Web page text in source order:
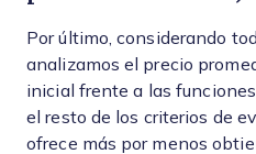
Por último, considerando
analizamos el precio
inicial frente a las
el resto de los criterios de
ofrece más por menos